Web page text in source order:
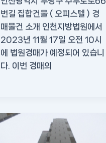
번길 집합건물 ( 오피스텔 ) 경
매물건 소개 인천지방법원에서
2023년 11월 17일 오전 10시
에 법원경매가 예정되어 있습니
다. 이번 경매의